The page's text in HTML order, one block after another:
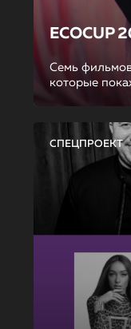
ECOCUP
Семь
которые
СПЕЦПРОЕКТ